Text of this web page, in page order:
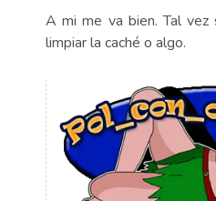
A mi me va bien. Tal
limpiar la caché o algo.